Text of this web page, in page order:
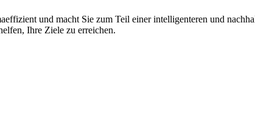
und macht Sie zum Teil einer intelligenteren und
Ihre Ziele zu erreichen.